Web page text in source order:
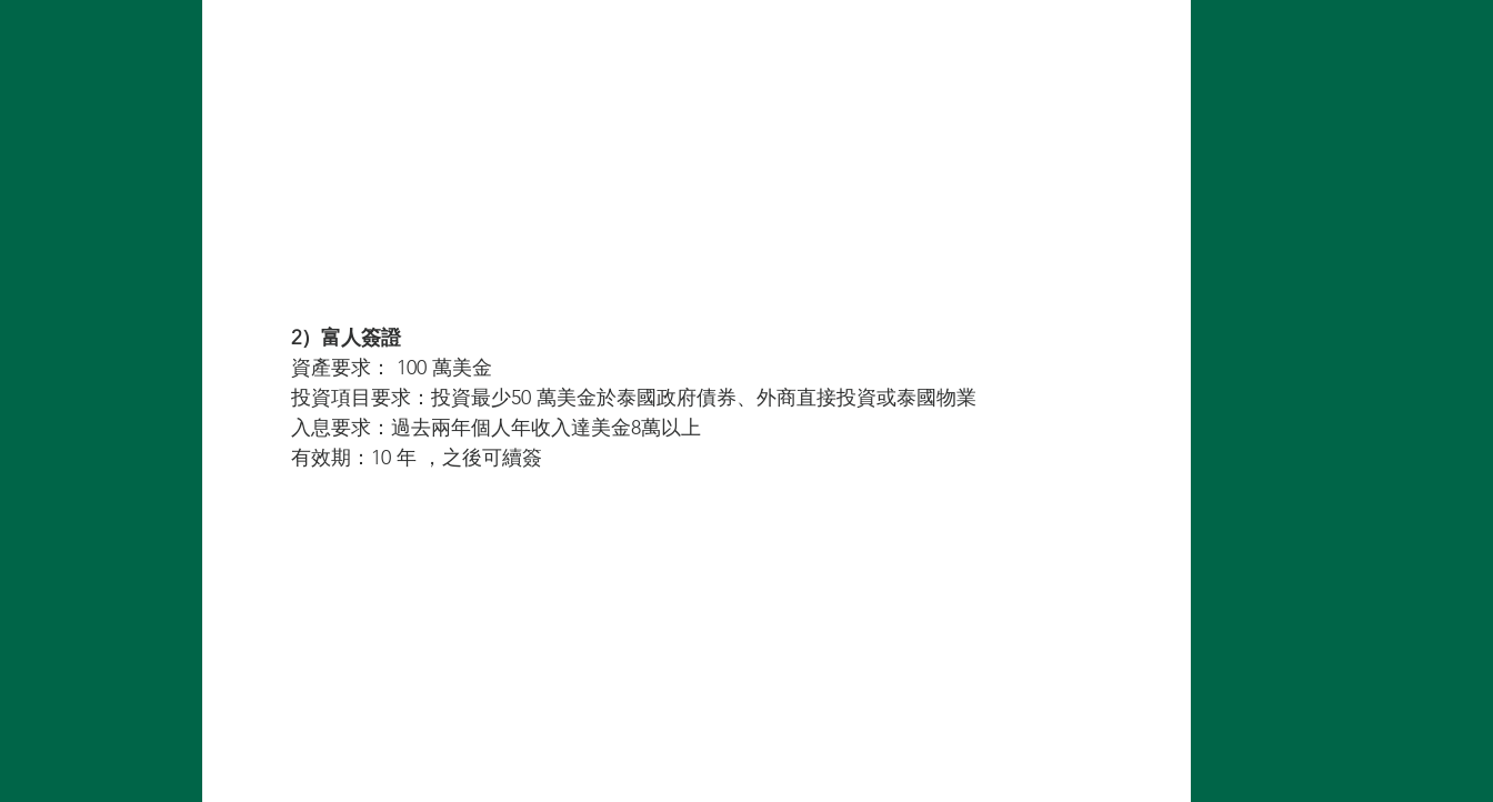
2）富人簽證
資產要求： 100 萬美金
投資項目要求：投資最少50 萬美金於泰國政府債券、外商直接投資或泰國物業
入息要求：過去兩年個人年收入達美金8萬以上
有效期：10 年 ，之後可續簽